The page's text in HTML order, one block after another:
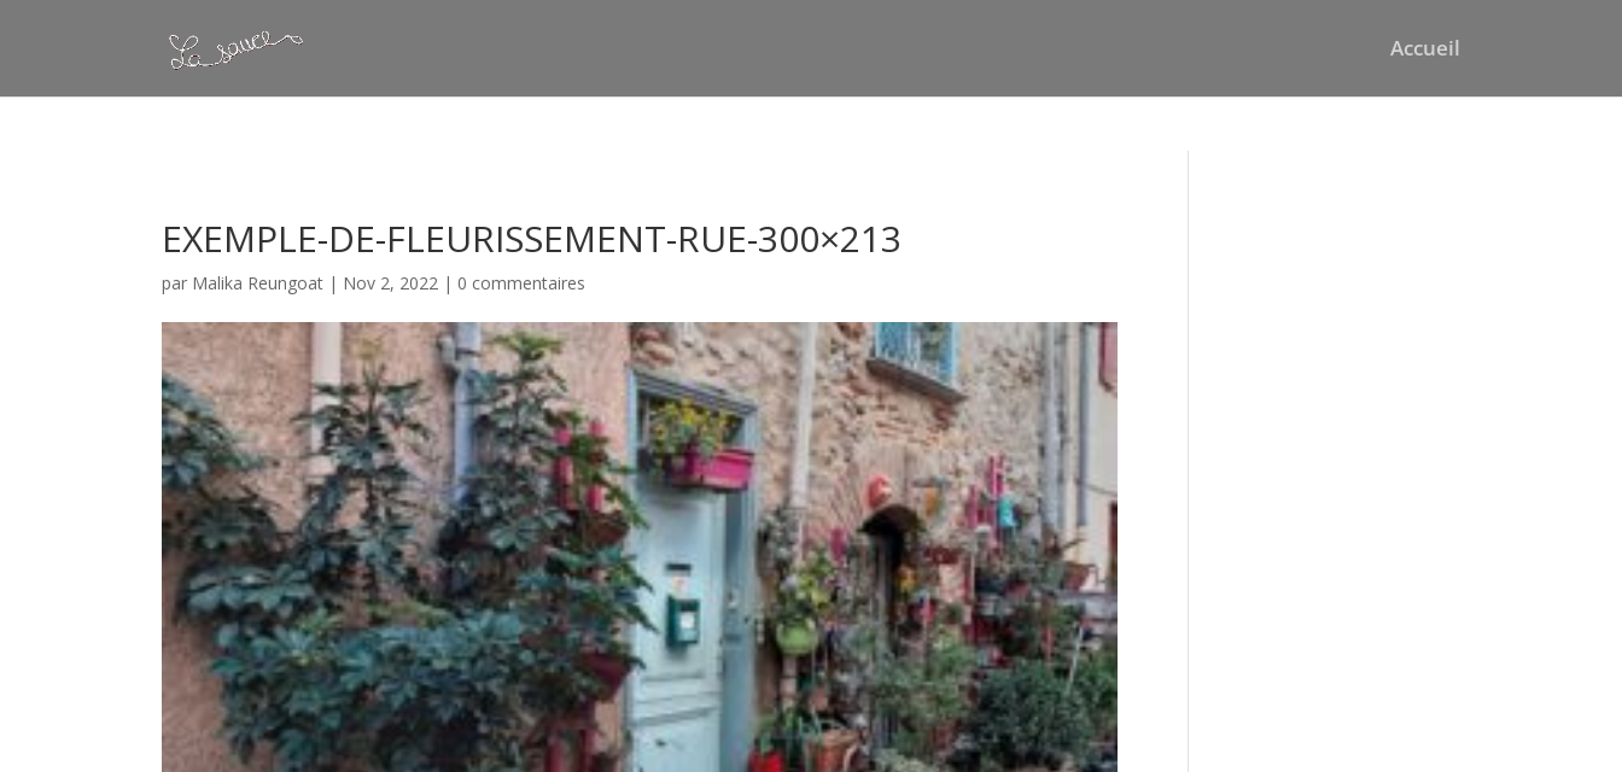
: Constant WP_CRON_LOCK_TIMEOUT already defined in Accueil
EXEMPLE-DE-FLEURISSEMENT-RUE-300×213
par Malika Reungoat | Nov 2, 2022 | 0 commentaires